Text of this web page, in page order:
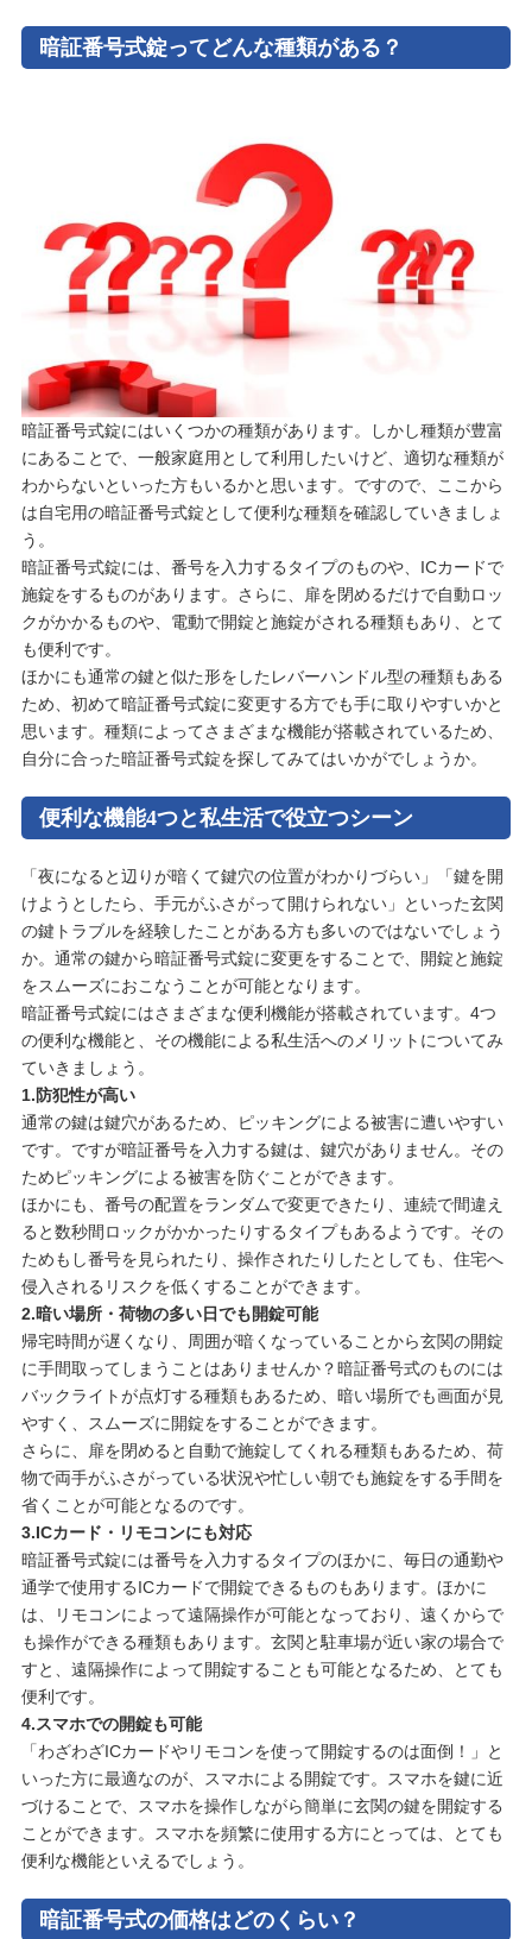
暗証番号式錠ってどんな種類がある？
暗証番号式錠にはいくつかの種類があります。しかし種類が豊富
にあることで、一般家庭用として利用したいけど、適切な種類が
わからないといった方もいるかと思います。ですので、ここから
は自宅用の暗証番号式錠として便利な種類を確認していきましょ
う。
暗証番号式錠には、番号を入力するタイプのものや、ICカードで
施錠をするものがあります。さらに、扉を閉めるだけで自動ロッ
クがかかるものや、電動で開錠と施錠がされる種類もあり、とて
も便利です。
ほかにも通常の鍵と似た形をしたレバーハンドル型の種類もある
ため、初めて暗証番号式錠に変更する方でも手に取りやすいかと
思います。種類によってさまざまな機能が搭載されているため、
自分に合った暗証番号式錠を探してみてはいかがでしょうか。
便利な機能4つと私生活で役立つシーン
「夜になると辺りが暗くて鍵穴の位置がわかりづらい」「鍵を開
けようとしたら、手元がふさがって開けられない」といった玄関
の鍵トラブルを経験したことがある方も多いのではないでしょう
か。通常の鍵から暗証番号式錠に変更をすることで、開錠と施錠
をスムーズにおこなうことが可能となります。
暗証番号式錠にはさまざまな便利機能が搭載されています。4つ
の便利な機能と、その機能による私生活へのメリットについてみ
ていきましょう。
1.防犯性が高い
通常の鍵は鍵穴があるため、ピッキングによる被害に遭いやすい
です。ですが暗証番号を入力する鍵は、鍵穴がありません。その
ためピッキングによる被害を防ぐことができます。
ほかにも、番号の配置をランダムで変更できたり、連続で間違え
ると数秒間ロックがかかったりするタイプもあるようです。その
ためもし番号を見られたり、操作されたりしたとしても、住宅へ
侵入されるリスクを低くすることができます。
2.暗い場所・荷物の多い日でも開錠可能
帰宅時間が遅くなり、周囲が暗くなっていることから玄関の開錠
に手間取ってしまうことはありませんか？暗証番号式のものには
バックライトが点灯する種類もあるため、暗い場所でも画面が見
やすく、スムーズに開錠をすることができます。
さらに、扉を閉めると自動で施錠してくれる種類もあるため、荷
物で両手がふさがっている状況や忙しい朝でも施錠をする手間を
省くことが可能となるのです。
3.ICカード・リモコンにも対応
暗証番号式錠には番号を入力するタイプのほかに、毎日の通勤や
通学で使用するICカードで開錠できるものもあります。ほかに
は、リモコンによって遠隔操作が可能となっており、遠くからで
も操作ができる種類もあります。玄関と駐車場が近い家の場合で
すと、遠隔操作によって開錠することも可能となるため、とても
便利です。
4.スマホでの開錠も可能
「わざわざICカードやリモコンを使って開錠するのは面倒！」と
いった方に最適なのが、スマホによる開錠です。スマホを鍵に近
づけることで、スマホを操作しながら簡単に玄関の鍵を開錠する
ことができます。スマホを頻繁に使用する方にとっては、とても
便利な機能といえるでしょう。
暗証番号式の価格はどのくらい？